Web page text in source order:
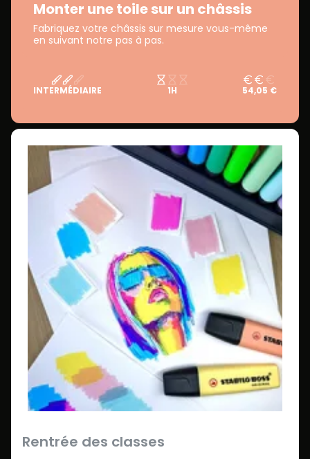
Monter une toile sur un châssis
Fabriquez votre châssis sur mesure vous-même
en suivant notre pas à pas.
INTERMÉDIAIRE 1H 54,05 €
Rentrée des classes